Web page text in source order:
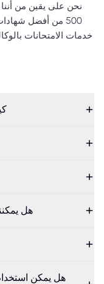
نحن على يقين من
500 من أفضل
هل
هل يمكن